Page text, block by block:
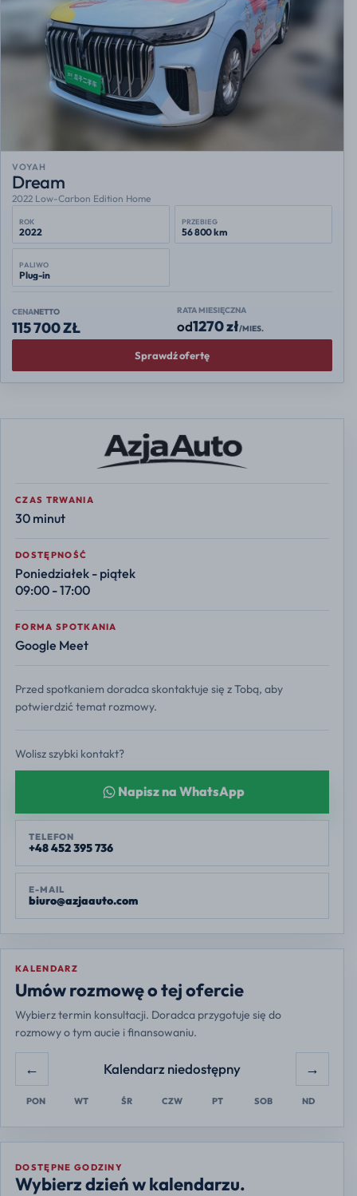
VOYAH
Dream
2022 Low-Carbon Edition Home
ROK
2022
PRZEBIEG
56 800 km
PALIWO
Plug-in
CENANETTO
115 700 ZŁ
RATA MIESIĘCZNA
od1270 zł/MIES.
Sprawdź ofertę
CZAS TRWANIA
30 minut
DOSTĘPNOŚĆ
Poniedziałek - piątek
09:00 - 17:00
FORMA SPOTKANIA
Google Meet
Przed spotkaniem doradca skontaktuje się z Tobą, aby
potwierdzić temat rozmowy.
Wolisz szybki kontakt?
Napisz na WhatsApp
TELEFON
+48 452 395 736
E-MAIL
biuro@azjaauto.com
KALENDARZ
Umów rozmowę o tej ofercie
Wybierz termin konsultacji. Doradca przygotuje się do
rozmowy o tym aucie i finansowaniu.
Europe/Warsaw
← Kalendarz niedostępny →
PON WT ŚR CZW PT SOB ND
DOSTĘPNE GODZINY
Wybierz dzień w kalendarzu.